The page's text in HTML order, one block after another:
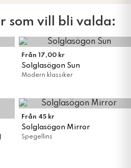
som vill bli valda:
Från 17,00 kr
Solglasögon Sun
Modern klassiker
Från 45 kr
Solglasögon Mirror
Spegellins